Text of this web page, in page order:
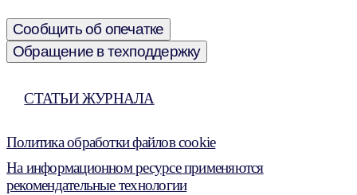
Сообщить об опечатке
Обращение в техподдержку
СТАТЬИ ЖУРНАЛА
Политика обработки файлов cookie
На информационном ресурсе применяются
рекомендательные технологии